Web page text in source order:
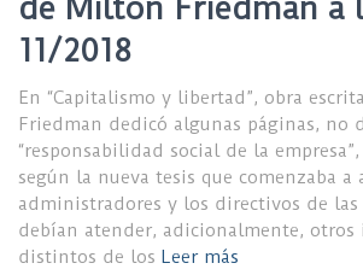
de Milton Friedman a
11/2018
En “Capitalismo y libertad”, obra
Friedman dedicó algunas páginas, no
“responsabilidad social de la
según la nueva tesis que comenzaba a
administradores y los directivos de las
debían atender, adicionalmente, otros
distintos de los Leer más